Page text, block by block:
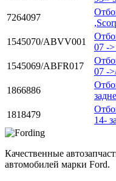
7264097
1545070/ABVV001
07 ->
1545069/ABFR017
07 -
1866886
1818479
14-
Качественные
автомобилей марки Ford.